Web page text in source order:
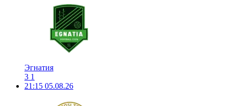
Эгнатия
3 1
21:15 05.08.26